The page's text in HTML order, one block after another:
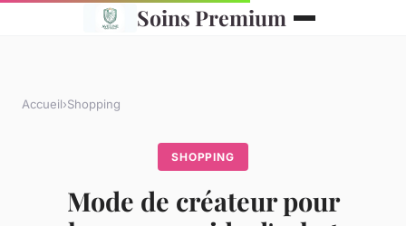
Soins Premium
Accueil›Shopping
SHOPPING
Mode de créateur pour